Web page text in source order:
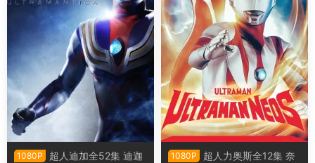
1080P
超人迪加全52集 迪迦
1080P
超人力奥斯全12集 奈